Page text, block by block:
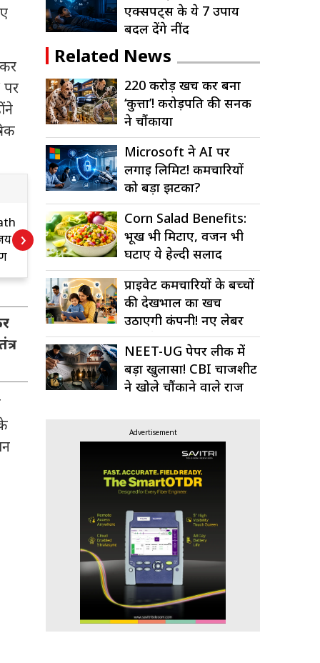
पर
Tamil Nadu
Cabinet Oath
Ceremony: सी.
जोसफ विजय समेत 9
मंत्रियों ने ली शपथ,
नई सरकार ने संभाली
कमान
›
एक्सपर्ट्स के ये 7 उपाय
बदल देंगे नींद
Related News
220 करोड़ खर्च कर बना
‘कुत्ता’! करोड़पति की सनक
ने चौंकाया
Microsoft ने AI पर
लगाई लिमिट! कर्मचारियों
को बड़ा झटका?
Corn Salad Benefits:
भूख भी मिटाए, वजन भी
घटाए ये हेल्दी सलाद
प्राइवेट कर्मचारियों के बच्चों
की देखभाल का खर्च
उठाएगी कंपनी! नए लेबर
कोड में बड़ा...
NEET-UG पेपर लीक में
बड़ा खुलासा! CBI चार्जशीट
ने खोले चौंकाने वाले राज
Advertisement